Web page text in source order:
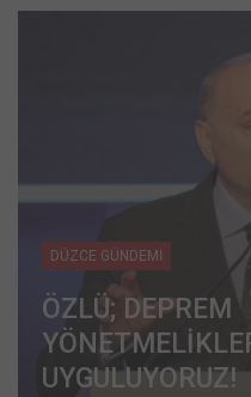
DÜZCE GÜNDEMİ
ÖZLÜ; DEPREM
UYGULUYORUZ!